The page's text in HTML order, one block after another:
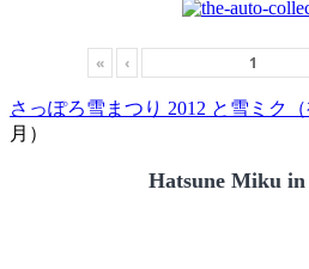
« ‹
さっぽろ雪まつり 2012 と雪ミク（
月）
Hatsune Miku in